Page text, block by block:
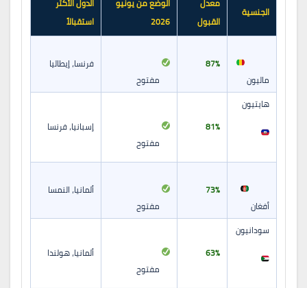
الجنسية
معدل
القبول
الوضع من يونيو
2026
الدول الأكثر
استقبالاً
ماليون
87%
مفتوح
فرنسا، إيطاليا
هايتيون
81%
مفتوح
إسبانيا، فرنسا
أفغان
73%
مفتوح
ألمانيا، النمسا
سودانيون
63%
مفتوح
ألمانيا، هولندا